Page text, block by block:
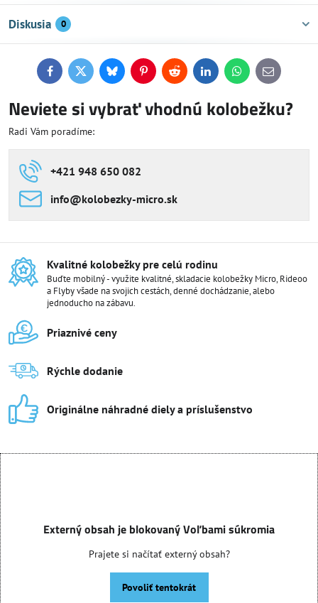
Diskusia 0
FacebookTwitterBlueskyPinterestReddit LinkedInWhatsApp
E-
mail
Neviete si vybrať vhodnú kolobežku?
Radi Vám poradíme:
+421 948 650 082
info​@kolobezky-micro​.sk
Kvalitné kolobežky pre celú rodinu
Buďte mobilný - využite kvalitné, skladacie kolobežky Micro, Rideoo
a Flyby všade na svojich cestách, denné dochádzanie, alebo
jednoducho na zábavu.
Priaznivé ceny
Rýchle dodanie
Originálne náhradné diely a príslušenstvo
Externý obsah je blokovaný Voľbami súkromia
Prajete si načítať externý obsah?
Povoliť tentokrát